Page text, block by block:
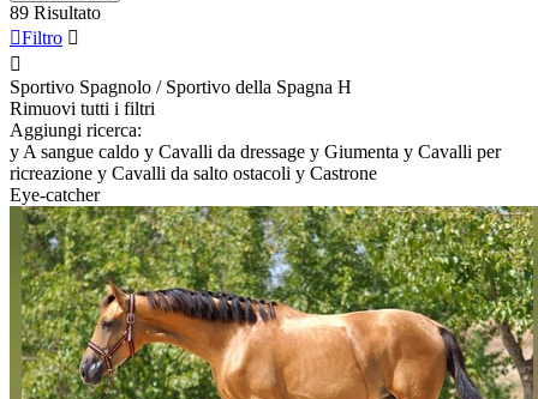
89 Risultato
Filtro 

Sportivo Spagnolo / Sportivo della Spagna H
Rimuovi tutti i filtri
Aggiungi ricerca:
y A sangue caldo y Cavalli da dressage y Giumenta y Cavalli per
ricreazione y Cavalli da salto ostacoli y Castrone
Eye-catcher